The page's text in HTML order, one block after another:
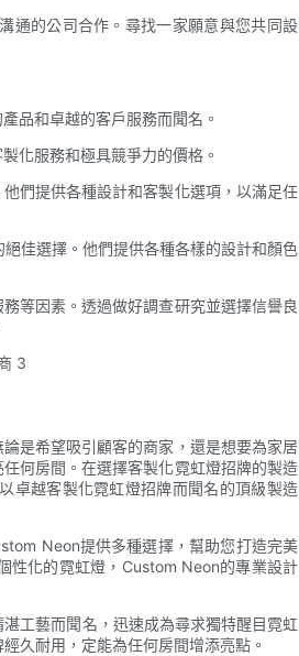
通的公司合作。尋找一家願意與您共同設
品和卓越的客戶服務而聞名。
化服務和極具競爭力的價格。
們提供各種設計和客製化選項，以滿足任
佳選擇。他們提供各種各樣的設計和顏色
等因素。透過做好調查研究並選擇信譽良
是希望吸引顧客的商家，還是想要為家居
何房間。在選擇客製化霓虹燈招牌的製造
卓越客製化霓虹燈招牌而聞名的頂級製造
Neon提供多種選擇，幫助您打造完美
性化的霓虹燈，Custom Neon的專業設計
工藝而聞名，迅速成為尋求獨特醒目霓虹
久耐用，定能為任何房間增添亮點。